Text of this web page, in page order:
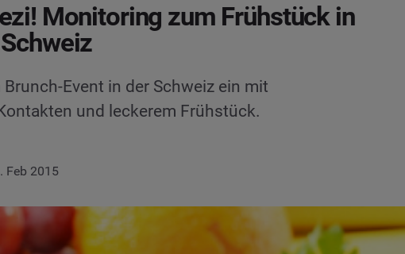
Monitoring zum Frühstück in
Event in der Schweiz ein mit
und leckerem Frühstück.
Feb 2015